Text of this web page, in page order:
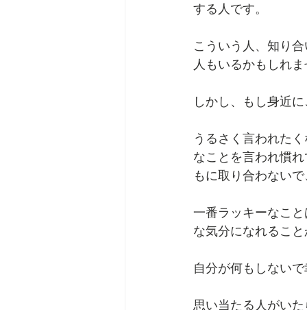
する人です。
こういう人、知り
人もいるかもしれ
しかし、もし身近
うるさく言われた
なことを言われ慣
もに取り合わない
一番ラッキーなこ
な気分になれるこ
自分が何もしない
思い当たる人がい